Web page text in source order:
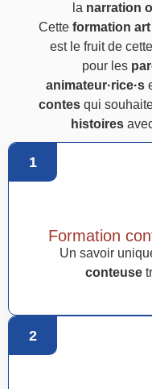
la narration
Cette formation
est le fruit de
pour les
animateur·rice·s
contesqui
histoires
1
Formation
Un savoir
conteuse
2